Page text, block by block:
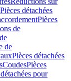
Pièces détachées
Pièces
de
de
Pièces détachées
CoudesPièces
pour